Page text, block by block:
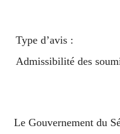
Type d’avis :
Admissibilité des
Le Gouvernement du